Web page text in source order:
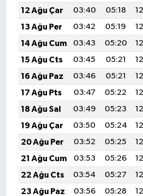
12 Ağu Çar
03:40 05:18
13 Ağu Per
03:42 05:19
14 Ağu Cum
03:43 05:20
15 Ağu Cts
03:45 05:21
16 Ağu Paz
03:46 05:21
17 Ağu Pts
03:47 05:22
18 Ağu Sal
03:49 05:23
19 Ağu Çar
03:50 05:24
20 Ağu Per
03:52 05:25
21 Ağu Cum
03:53 05:26
22 Ağu Cts
03:54 05:27
23 Ağu Paz
03:56 05:28